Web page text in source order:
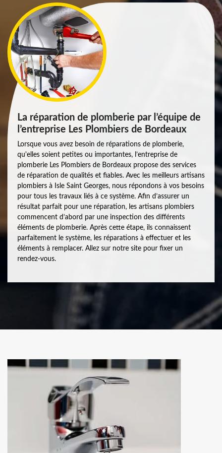
La réparation de plomberie par l’équipe de
l’entreprise Les Plombiers de Bordeaux
Lorsque vous avez besoin de réparations de plomberie,
qu'elles soient petites ou importantes, l’entreprise de
plomberie Les Plombiers de Bordeaux propose des services
de réparation de qualités et fiables. Avec les meilleurs artisans
plombiers à Isle Saint Georges, nous répondons à vos besoins
pour tous les travaux liés à ce système. Afin d’assurer un
résultat parfait pour une réparation, les artisans plombiers
commencent d’abord par une inspection des différents
éléments de plomberie. Après cette étape, ils connaissent
parfaitement le système, les réparations à effectuer et les
éléments à remplacer. Allez sur notre site pour fixer un
rendez-vous.